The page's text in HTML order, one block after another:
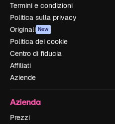
Termini e condizioni
Politica sulla privacy
Originali New
Politica dei cookie
Centro di fiducia
Affiliati
Aziende
Azienda
Prezzi